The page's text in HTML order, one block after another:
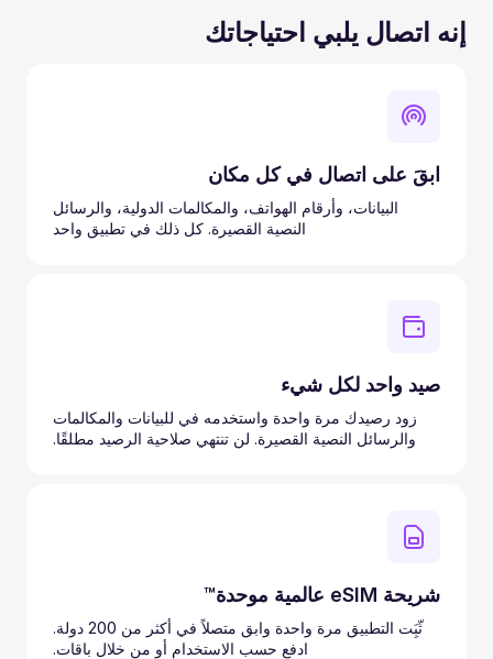
إنه اتصال يلبي احتياجاتك
ابقَ على اتصال في كل مكان
البيانات، وأرقام الهواتف، والمكالمات الدولية، والرسائل
النصية القصيرة. كل ذلك في تطبيق واحد
صيد واحد لكل شيء
زود رصيدك مرة واحدة واستخدمه في للبيانات والمكالمات
والرسائل النصية القصيرة. لن تنتهي صلاحية الرصيد مطلقًا.
شريحة eSIM عالمية موحدة™
ثّبَِت التطبيق مرة واحدة وابق متصلاً في أكثر من 200 دولة.
ادفع حسب الاستخدام أو من خلال باقات.